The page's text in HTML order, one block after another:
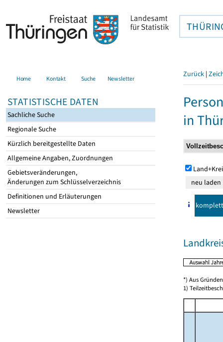
Home Kontakt Suche Newsletter
STATISTISCHE DATEN
Sachliche Suche
Regionale Suche
Kürzlich bereitgestellte Daten
Allgemeine Angaben, Zuordnungen
Gebietsveränderungen,
Änderungen zum Schlüsselverzeichnis
Definitionen und Erläuterungen
Newsletter
Zurück |
in
komplett
*) Aus
1)